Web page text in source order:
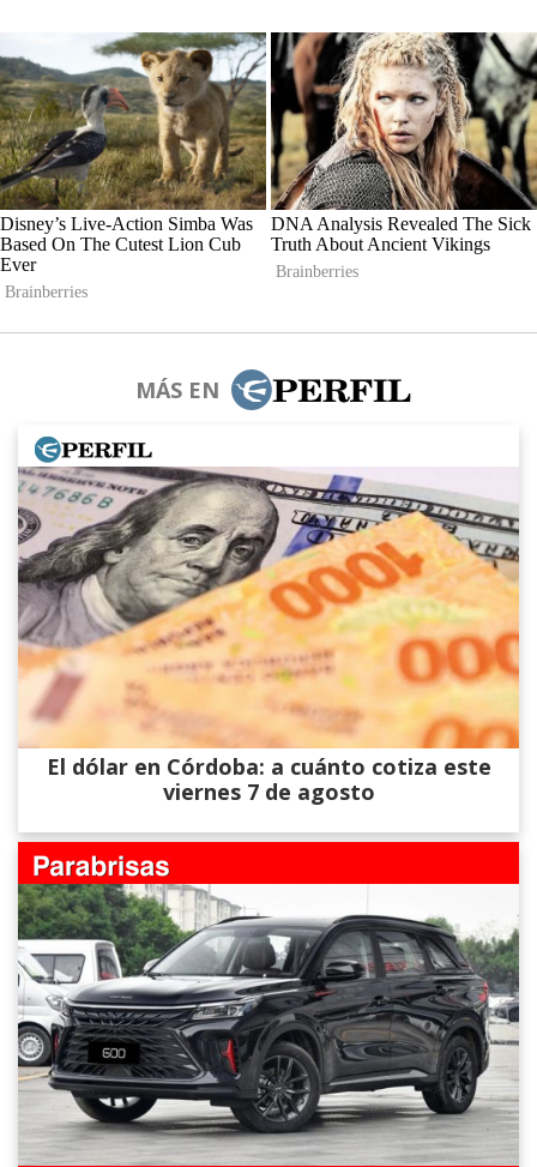
MÁS EN
El dólar en Córdoba: a cuánto cotiza este
viernes 7 de agosto